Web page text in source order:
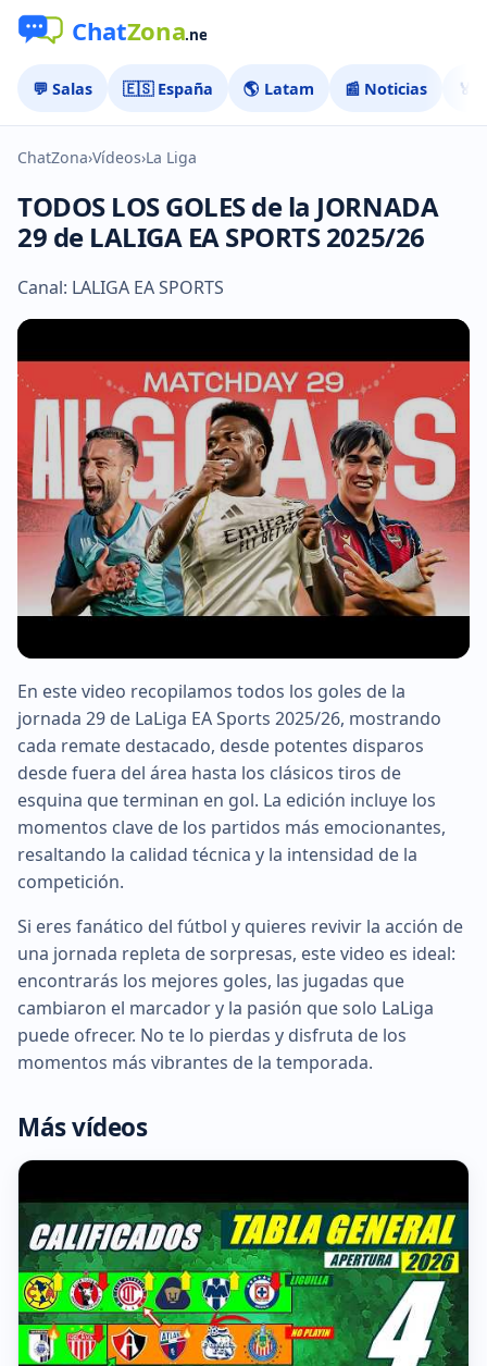
💬 Salas 🇪🇸 España 🌎 Latam 📰 Noticias 🏅
ChatZona›Vídeos›La Liga
TODOS LOS GOLES de la JORNADA
29 de LALIGA EA SPORTS 2025/26
Canal: LALIGA EA SPORTS
▶
En este video recopilamos todos los goles de la
jornada 29 de LaLiga EA Sports 2025/26, mostrando
cada remate destacado, desde potentes disparos
desde fuera del área hasta los clásicos tiros de
esquina que terminan en gol. La edición incluye los
momentos clave de los partidos más emocionantes,
resaltando la calidad técnica y la intensidad de la
competición.
Si eres fanático del fútbol y quieres revivir la acción de
una jornada repleta de sorpresas, este video es ideal:
encontrarás los mejores goles, las jugadas que
cambiaron el marcador y la pasión que solo LaLiga
puede ofrecer. No te lo pierdas y disfruta de los
momentos más vibrantes de la temporada.
Más vídeos